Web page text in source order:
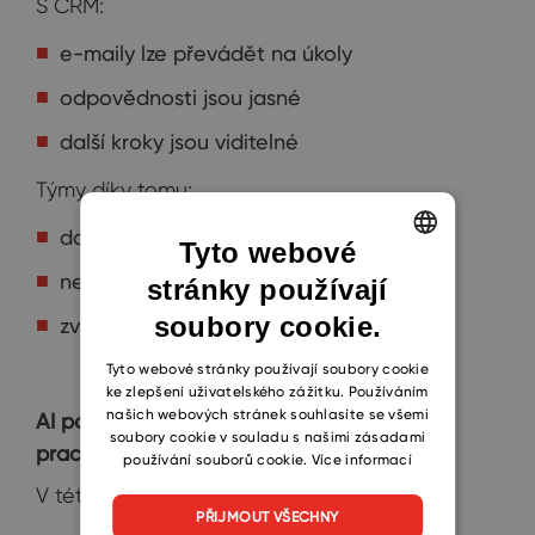
e-maily lze převádět na úkoly
odpovědnosti jsou jasné
další kroky jsou viditelné
Týmy díky tomu:
dotahují věci do konce
nezapomínají na akce
zvyšují odpovědnost
AI pomáhá, ale nemůže nahradit správnou
pracovní morálku
V této fázi začíná pomáhat AI:
ENGLISH
CZECH
SLOVAK
Tyto webové
stránky používají
soubory cookie.
Tyto webové stránky používají soubory cookie
ke zlepšení uživatelského zážitku. Používáním
našich webových stránek souhlasíte se všemi
soubory cookie v souladu s našimi zásadami
používání souborů cookie. Více informací
PŘIJMOUT VŠECHNY